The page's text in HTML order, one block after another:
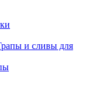
и сливы для